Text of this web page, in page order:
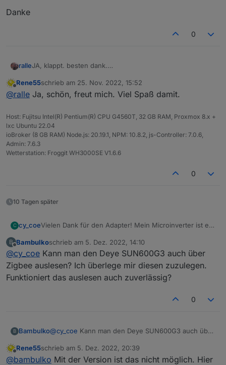
Danke
0
ralleJA, klappt. besten dank.
Danke
Offline
Rene55schrieb am 25. Nov. 2022, 15:52
zuletzt editiert von
@ralle Ja, schön, freut mich. Viel Spaß damit.
Host: Fujitsu Intel(R) Pentium(R) CPU G4560T, 32 GB RAM, Proxmox 8.x +
lxc Ubuntu 22.04
ioBroker (8 GB RAM) Node.js: 20.19.1, NPM: 10.8.2, js-Controller: 7.0.6,
Admin: 7.6.3
Wetterstation: Froggit WH3000SE V1.6.6
0
10 Tagen später
C cy_coeVielen Dank für den Adapter! Mein Microinverter ist ein
-EU-230. Funktioniert bestens mit diesem Adapter.
B Bambulkoschrieb am 5. Dez. 2022, 14:10
zuletzt editiert von
@cy_coe Kann man den Deye SUN600G3 auch über
Zigbee auslesen? Ich überlege mir diesen zuzulegen.
Funktioniert das auslesen auch zuverlässig?
0
B Bambulko@cy_coe Kann man den Deye SUN600G3 auch über
zuzulegen. Funktioniert das auslesen auch
zuverlässig?
Offline
Rene55schrieb am 5. Dez. 2022, 20:39
zuletzt editiert von
@bambulko Mit der Version ist das nicht möglich. Hier